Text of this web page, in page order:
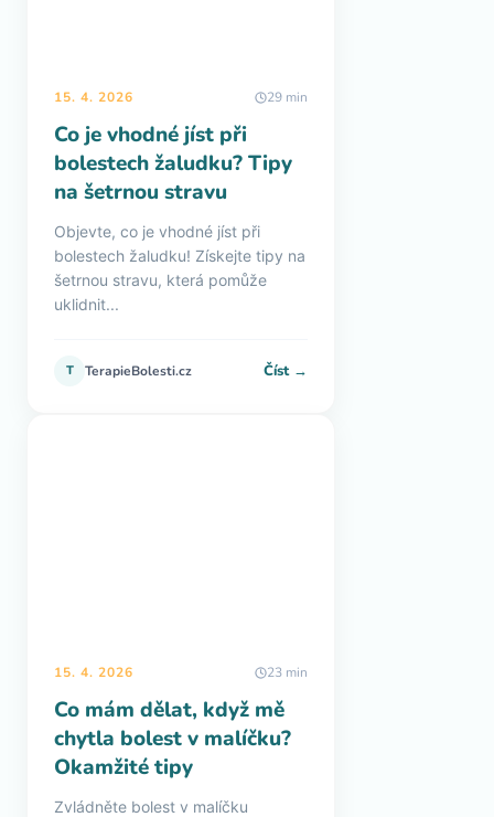
15. 4. 2026 29 min
Co je vhodné jíst při
bolestech žaludku? Tipy
na šetrnou stravu
Objevte, co je vhodné jíst při
bolestech žaludku! Získejte tipy na
šetrnou stravu, která pomůže
uklidnit...
T TerapieBolesti.cz Číst →
15. 4. 2026 23 min
Co mám dělat, když mě
chytla bolest v malíčku?
Okamžité tipy
Zvládněte bolest v malíčku